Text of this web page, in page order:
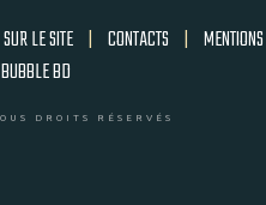
LE SITE | CONTACTS | MENTIONS
BUBBLE BD
DROITS RÉSERVÉS